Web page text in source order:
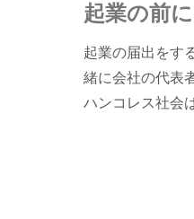
起業の前
起業の届出をす
緒に会社の代表
ハンコレス社会